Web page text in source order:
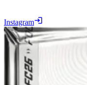
Instagram